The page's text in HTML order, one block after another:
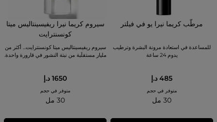
مرطّب كريما نيرا يو في فيلتر
للمساعدة في استعادة مرونة البشرة وترطيب
يدوم 24 ساعة
485 د.إ
متوفر في حجم
30 مل
سيروم كريما نيرا ريفيسينتاليس ميتا
كونسنترايت
سيروم ريفيسينتاليس ميتا كونسنترايت... أكثر من
مليار مستقلَبة من نبتة النشور في قارورة واحدة.
1650 د.إ
متوفر في حجم
30 مل